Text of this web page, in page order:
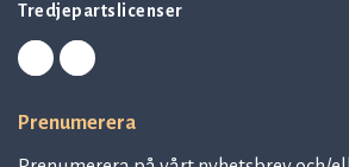
Tredjepartslicenser
Prenumerera